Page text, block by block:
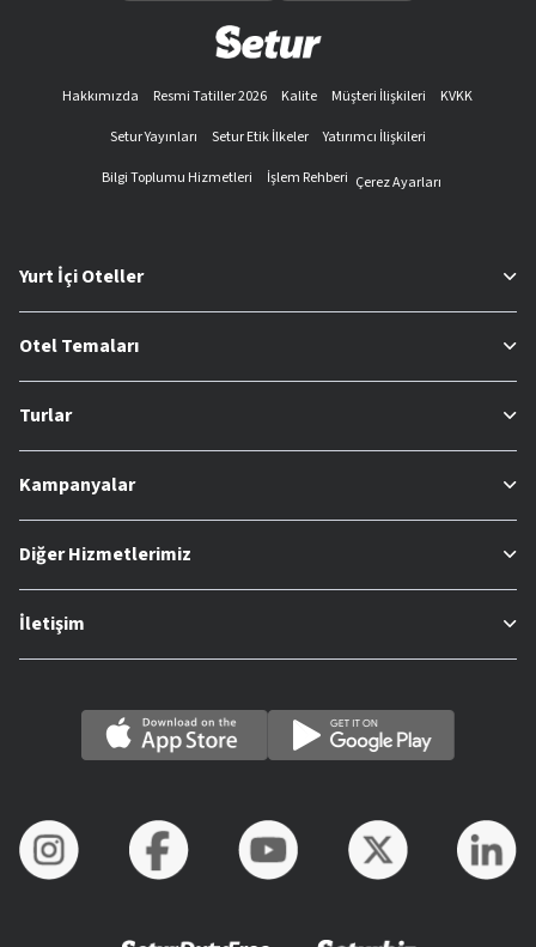
Hakkımızda Resmi Tatiller 2026 Kalite Müşteri İlişkileri
KVKK
Setur Yayınları
Setur Etik İlkeler
Yatırımcı İlişkileri
Bilgi Toplumu Hizmetleri
İşlem Rehberi Çerez Ayarları
Yurt İçi Oteller
Otel Temaları
Turlar
Kampanyalar
Diğer Hizmetlerimiz
İletişim